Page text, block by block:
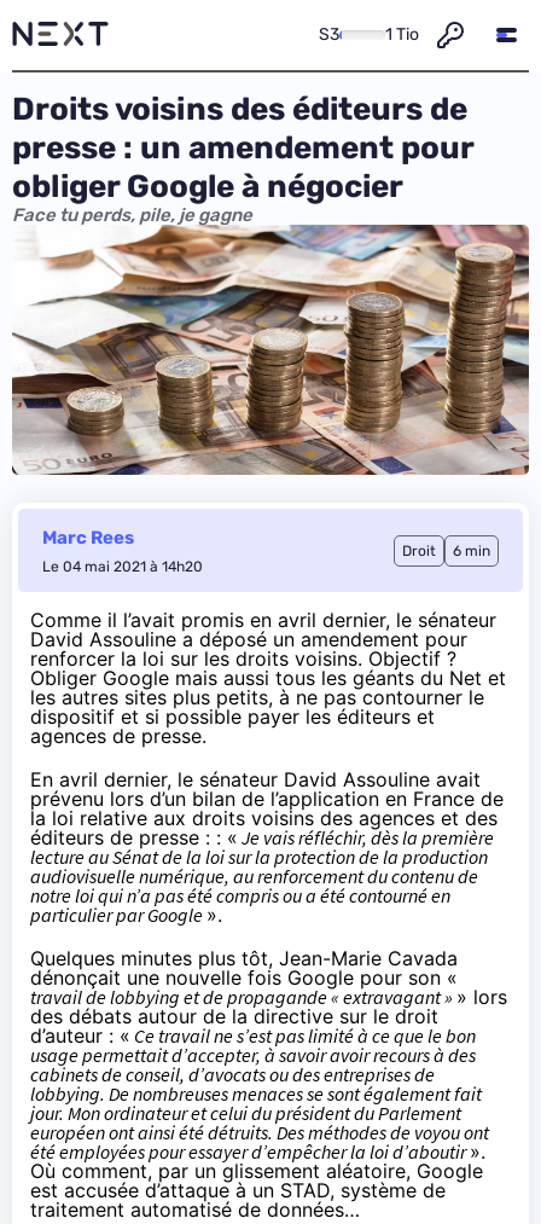
S3 1 Tio
Droits voisins des éditeurs de
presse : un amendement pour
obliger Google à négocier
Face tu perds, pile, je gagne
Marc Rees
Le 04 mai 2021 à 14h20
Droit 6 min
Comme il l’avait promis en avril dernier, le sénateur
David Assouline a déposé un amendement pour
renforcer la loi sur les droits voisins. Objectif ?
Obliger Google mais aussi tous les géants du Net et
les autres sites plus petits, à ne pas contourner le
dispositif et si possible payer les éditeurs et
agences de presse.
En avril dernier, le sénateur David Assouline avait
prévenu lors d’un bilan de l’application en France de
la loi relative aux droits voisins des agences et des
éditeurs de presse : : « Je vais réfléchir, dès la première
lecture au Sénat de la loi sur la protection de la production
audiovisuelle numérique, au renforcement du contenu de
notre loi qui n’a pas été compris ou a été contourné en
particulier par Google ».
Quelques minutes plus tôt, Jean-Marie Cavada
dénonçait une nouvelle fois Google pour son «
travail de lobbying et de propagande « extravagant » » lors
des débats autour de la directive sur le droit
d’auteur : « Ce travail ne s’est pas limité à ce que le bon
usage permettait d’accepter, à savoir avoir recours à des
cabinets de conseil, d’avocats ou des entreprises de
lobbying. De nombreuses menaces se sont également fait
jour. Mon ordinateur et celui du président du Parlement
européen ont ainsi été détruits. Des méthodes de voyou ont
été employées pour essayer d’empêcher la loi d’aboutir».
Où comment, par un glissement aléatoire, Google
est accusée d’attaque à un STAD, système de
traitement automatisé de données…